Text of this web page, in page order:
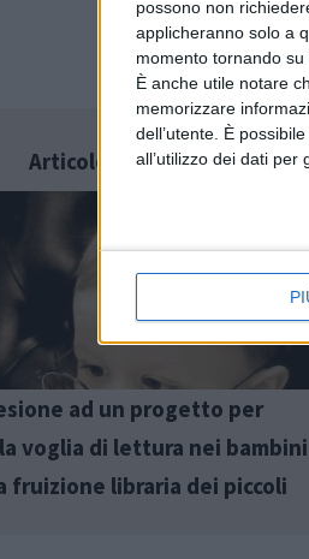
possono non
applicheranno solo a
momento tornando
È anche utile notare
memorizzare
dell’utente. È
all’utilizzo dei dati per
Articolo successivo
ad un progetto per
voglia di lettura nei
fruizione libraria dei piccoli